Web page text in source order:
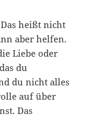
heißt nicht
aber helfen.
Liebe oder
du
du nicht alles
auf über
Das